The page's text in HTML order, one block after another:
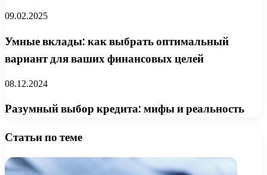
09.02.2025
Умные вклады: как выбрать оптимальный
вариант для ваших финансовых целей
08.12.2024
Разумный выбор кредита: мифы и реальность
Статьи по теме